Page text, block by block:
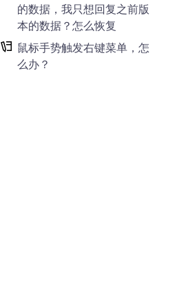
的数据，我只想回复之前版
本的数据？怎么恢复
鼠标手势触发右键菜单，怎
么办？